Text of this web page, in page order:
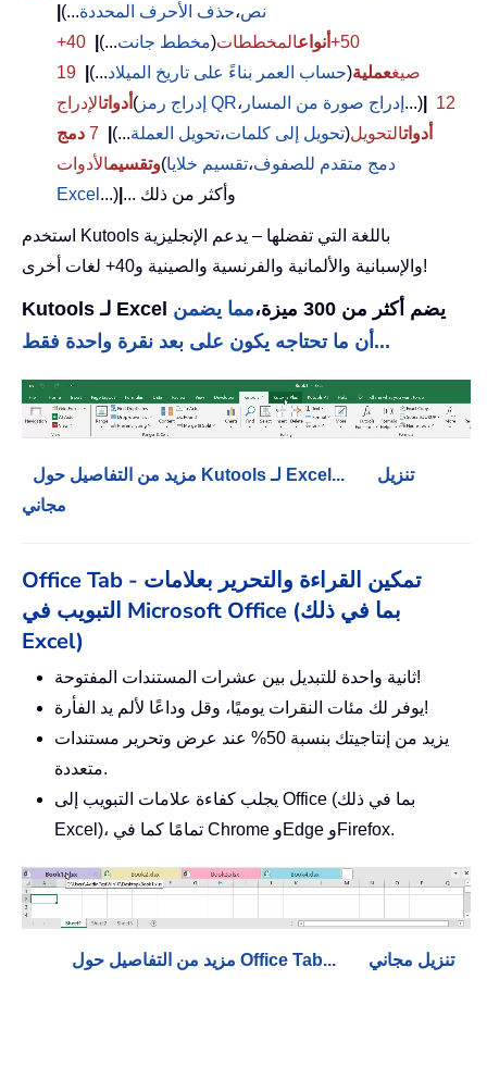
نص،حذف الأحرف المحددة...)
50+
أنواعالمخططات(مخطط جانت...)
40+
صيغعملية(حساب العمر بناءً على تاريخ الميلاد...)
19
أدواتالإدراج ( إدراج رمز QR، إدراج صورة من المسار ...)
12
أدواتالتحويل(تحويل إلى كلمات،تحويل العملة...)
7 دمج
وتقسيمالأدوات ( دمج متقدم للصفوف،تقسيم خلايا
Excel ...) ... وأكثر من ذلك
استخدم Kutools باللغة التي تفضلها – يدعم الإنجليزية
والإسبانية والألمانية والفرنسية والصينية و40+ لغات أخرى!
Kutools لـ Excel يضم أكثر من 300 ميزة،
مما يضمن
أن ما تحتاجه يكون على بعد نقرة واحدة فقط...
مزيد من التفاصيل حول Kutools لـ Excel...
تنزيل
مجاني
Office Tab - تمكين القراءة والتحرير بعلامات
التبويب في Microsoft Office (بما في ذلك
Excel)
ثانية واحدة للتبديل بين عشرات المستندات المفتوحة!
يوفر لك مئات النقرات يوميًا، وقل وداعًا لألم يد الفأرة!
يزيد من إنتاجيتك بنسبة 50% عند عرض وتحرير مستندات
متعددة.
يجلب كفاءة علامات التبويب إلى Office (بما في ذلك
Excel)، تمامًا كما في Chrome وEdge وFirefox.
مزيد من التفاصيل حول Office Tab... تنزيل مجاني